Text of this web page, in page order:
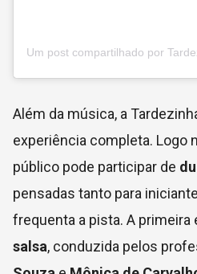
Além da música, a
experiência completa. Logo
público pode participar de
pensadas tanto para
frequenta a pista. A primeira
salsa, conduzida pelos